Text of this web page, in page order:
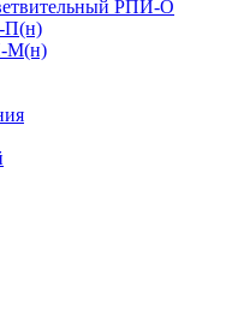
РПИ-О
П(н)
М(н)